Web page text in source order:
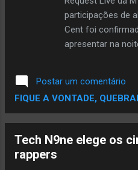
participações de
Cent foi
apresentar na
carreiras
há uma década. O
populares e
artistas desde
Postar um comentário
FIQUE A VONTADE,
Tech N9ne elege os
rappers